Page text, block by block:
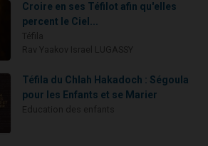
Croire en ses Téfilot afin qu'elles
percent le Ciel...
Téfila du Chlah Hakadoch : Ségoula
pour les Enfants et se Marier